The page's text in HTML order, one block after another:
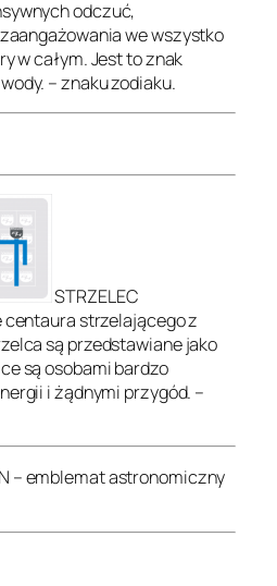
odczuć,
we wszystko
w całym. Jest to znak
– znaku zodiaku.
STRZELEC
strzelającego z
są przedstawiane jako
są osobami bardzo
i żądnymi przygód. –
– emblemat astronomiczny